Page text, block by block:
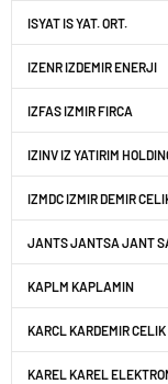
ISYAT IS YAT. ORT.
IZENR IZDEMIR ENERJI
IZFAS IZMIR FIRCA
IZINV IZ YATIRIM
IZMDC IZMIR DEMIR
JANTS JANTSA JANT
KAPLM KAPLAMIN
KARCL KARDEMIR CELIK
KAREL KAREL